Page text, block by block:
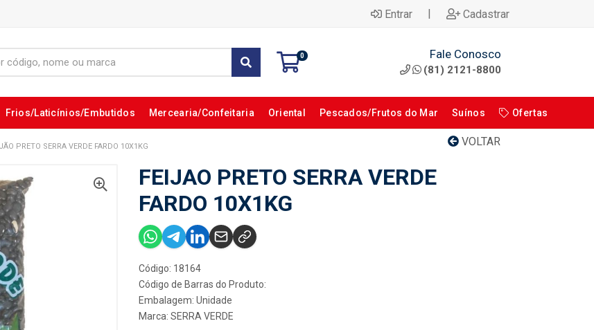
Entrar | Cadastrar
0 Fale Conosco
(81) 2121-8800
Frios/Laticínios/Embutidos Mercearia/Confeitaria Oriental Pescados/Frutos do Mar Suínos Ofertas
VOLTAR
PRETO SERRA VERDE FARDO 10X1KG
FEIJAO PRETO SERRA VERDE
FARDO 10X1KG
Código: 18164
Código de Barras do Produto:
Embalagem: Unidade
Marca: SERRA VERDE